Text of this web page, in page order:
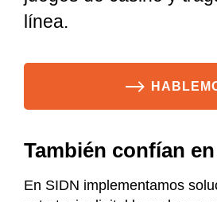
línea.
También confían
En SIDN implementamos